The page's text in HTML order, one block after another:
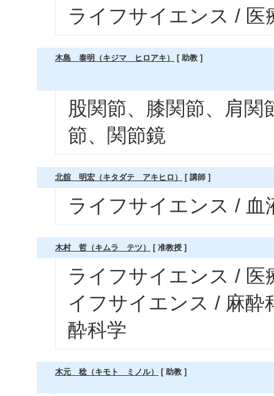
ライフサイエンス / 医
木島 泰明（キジマ ヒロアキ） [ 助教 ]
股関節、膝関節、肩
節、関節鏡
北舘 明宏（キタダテ アキヒロ） [ 講師 ]
ライフサイエンス / 血
木村 哲（キムラ テツ） [ 准教授 ]
ライフサイエンス / 医
イフサイエンス / 麻
酔科学
木元 稔（キモト ミノル） [ 助教 ]